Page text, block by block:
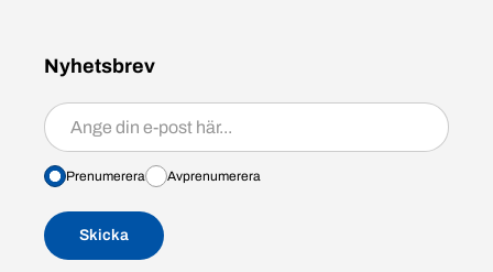
Nyhetsbrev
Prenumerera/avprenumerera
Prenumerera Avprenumerera
Skicka